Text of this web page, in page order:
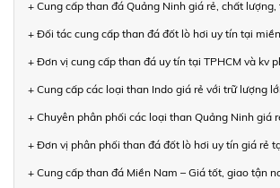
+ Cung cấp than đá Quảng Ninh giá rẻ, chất lượng,
+ Đối tác cung cấp than đá đốt lò hơi uy tín tại
+ Đơn vị cung cấp than đá uy tín tại TPHCM và kv
+ Cung cấp các loại than Indo giá rẻ với trữ lượng
+ Chuyên phân phối các loại than Quảng Ninh giá
+ Đơn vị phân phối than đá đốt lò hơi uy tín giá rẻ
+ Cung cấp than đá Miền Nam – Giá tốt, giao tận